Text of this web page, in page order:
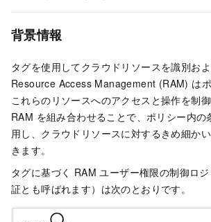
背景情報
タグを使用してクラウドリソースを識別およ
Resource Access Management (RAM) は
これらのリソースへのアクセスと操作を制
RAM を組み合わせることで、ポリシー内の
用し、クラウドリソースに対するきめ細か
きます。
タグに基づく RAM ユーザー権限の制御ロ
証とも呼ばれます）は次のとおりです。